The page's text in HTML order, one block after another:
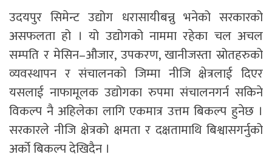
उदयपुर सिमेन्ट उद्योग धरासायीबन्नु भनेको सरकारको
असफलता हो । यो उद्योगको नाममा रहेका चल अचल
सम्पति र मेसिन–औजार, उपकरण, खानीजस्ता स्रोतहरुको
व्यवस्थापन र संचालनको जिम्मा नीजि क्षेत्रलाई दिएर
यसलाई नाफामूलक उद्योगका रुपमा संचालनगर्न सकिने
विकल्प नै अहिलेका लागि एकमात्र उत्तम बिकल्प हुनेछ ।
सरकारले नीजि क्षेत्रको क्षमता र दक्षतामाथि बिश्वासगर्नुको
अर्को बिकल्प देखिदैन ।